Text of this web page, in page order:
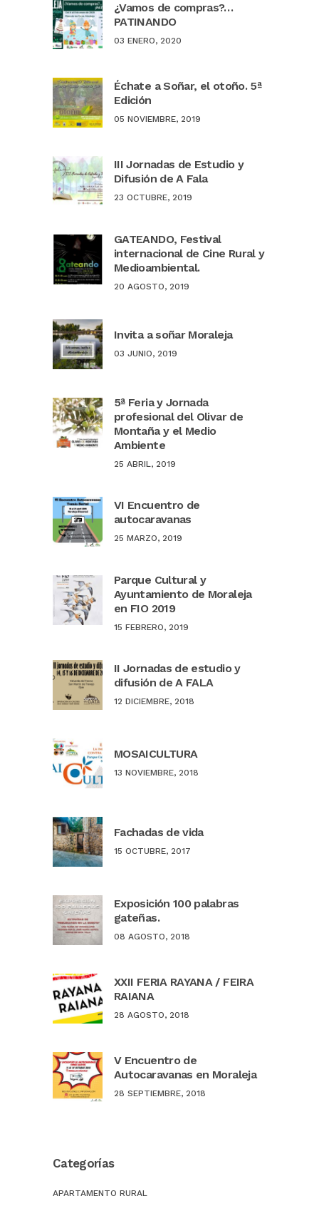
¿Vamos de compras?…
PATINANDO
03 ENERO, 2020
Échate a Soñar, el otoño. 5ª
Edición
05 NOVIEMBRE, 2019
III Jornadas de Estudio y
Difusión de A Fala
23 OCTUBRE, 2019
GATEANDO, Festival
internacional de Cine Rural y
Medioambiental.
20 AGOSTO, 2019
Invita a soñar Moraleja
03 JUNIO, 2019
5ª Feria y Jornada
profesional del Olivar de
Montaña y el Medio
Ambiente
25 ABRIL, 2019
VI Encuentro de
autocaravanas
25 MARZO, 2019
Parque Cultural y
Ayuntamiento de Moraleja
en FIO 2019
15 FEBRERO, 2019
II Jornadas de estudio y
difusión de A FALA
12 DICIEMBRE, 2018
MOSAICULTURA
13 NOVIEMBRE, 2018
Fachadas de vida
15 OCTUBRE, 2017
Exposición 100 palabras
gateñas.
08 AGOSTO, 2018
XXII FERIA RAYANA / FEIRA
RAIANA
28 AGOSTO, 2018
V Encuentro de
Autocaravanas en Moraleja
28 SEPTIEMBRE, 2018
Categorías
APARTAMENTO RURAL